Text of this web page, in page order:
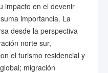
impacto en el devenir
importancia. La
desde la perspectiva
norte sur,
el turismo residencial y
migración